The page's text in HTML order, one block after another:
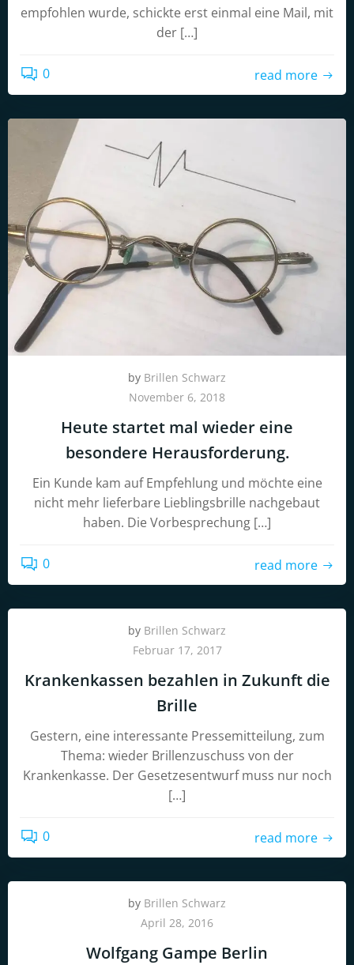
empfohlen wurde, schickte erst einmal eine Mail, mit
der […]
0 read more
by Brillen Schwarz
November 6, 2018
Heute startet mal wieder eine
besondere Herausforderung.
Ein Kunde kam auf Empfehlung und möchte eine
nicht mehr lieferbare Lieblingsbrille nachgebaut
haben. Die Vorbesprechung […]
0 read more
by Brillen Schwarz
Februar 17, 2017
Krankenkassen bezahlen in Zukunft die
Brille
Gestern, eine interessante Pressemitteilung, zum
Thema: wieder Brillenzuschuss von der
Krankenkasse. Der Gesetzesentwurf muss nur noch
[…]
0 read more
by Brillen Schwarz
April 28, 2016
Wolfgang Gampe Berlin